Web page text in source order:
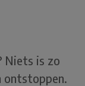
Niets is zo
ontstoppen.